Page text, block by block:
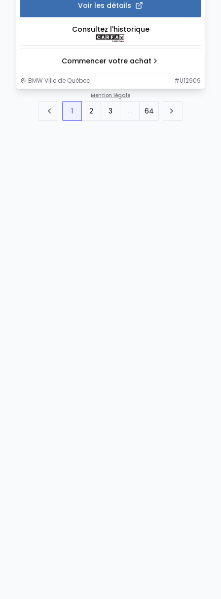
Voir les détails
Consultez l'historique
Commencer votre achat
BMW Ville de Québec #U12909
Mention légale
1 2 3 ... 64